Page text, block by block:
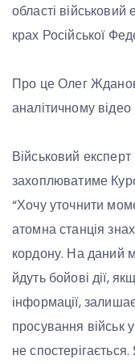
області військовий
крах Російської
Про це Олег
аналітичному
Військовий
захоплюватиме
“Хочу уточнити
атомна станція
кордону. На даний
йдуть бойові дії,
інформації,
просування військ
не